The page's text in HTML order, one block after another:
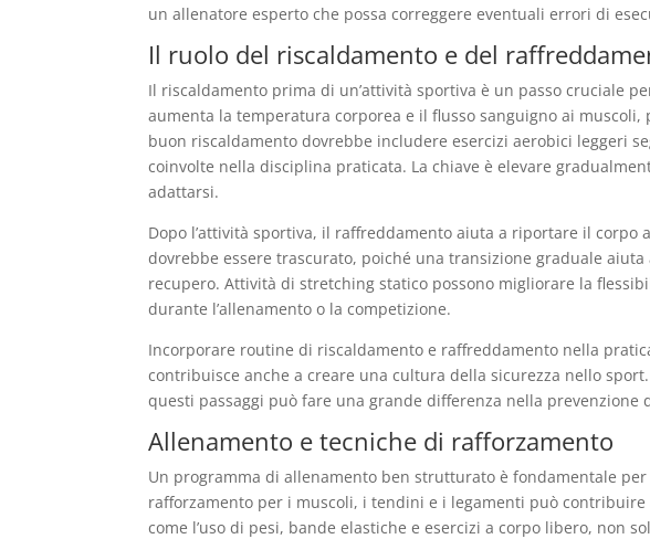
un allenatore esperto che possa correggere eventuali errori di
Il ruolo del riscaldamento e del
Il riscaldamento prima di un’attività sportiva è un passo cruciale
aumenta la temperatura corporea e il flusso sanguigno ai
buon riscaldamento dovrebbe includere esercizi aerobici leggeri
coinvolte nella disciplina praticata. La chiave è elevare
adattarsi.
Dopo l’attività sportiva, il raffreddamento aiuta a riportare il corpo
dovrebbe essere trascurato, poiché una transizione graduale
recupero. Attività di stretching statico possono migliorare la
durante l’allenamento o la competizione.
Incorporare routine di riscaldamento e raffreddamento nella
contribuisce anche a creare una cultura della sicurezza nello
questi passaggi può fare una grande differenza nella
Allenamento e tecniche di rafforzamento
Un programma di allenamento ben strutturato è fondamentale
rafforzamento per i muscoli, i tendini e i legamenti può
come l’uso di pesi, bande elastiche e esercizi a corpo libero, non